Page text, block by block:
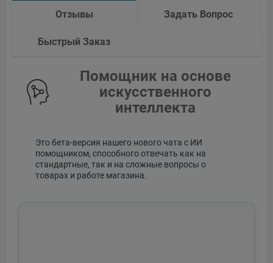
Отзывы Задать Вопрос
Быстрый Заказ
Помощник на основе
искусственного
интеллекта
Это бета-версия нашего нового чата с ИИ
помощником, способного отвечать как на
стандартные, так и на сложные вопросы о
товарах и работе магазина.